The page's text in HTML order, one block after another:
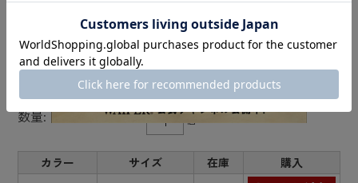
ーン対象外】【I】ミリタリー 古着
価格: (税込)
[ポイント還元 38ポイント～]
数量:
カラー サイズ 在庫
購入